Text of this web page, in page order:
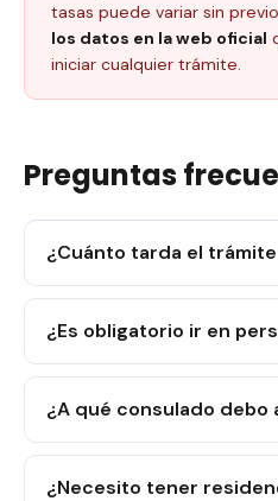
tasas puede variar sin
los datos en la web oficial
iniciar cualquier trámite.
Preguntas
¿Cuánto tarda el
¿Es obligatorio ir en
¿A qué consulado debo
¿Necesito tener